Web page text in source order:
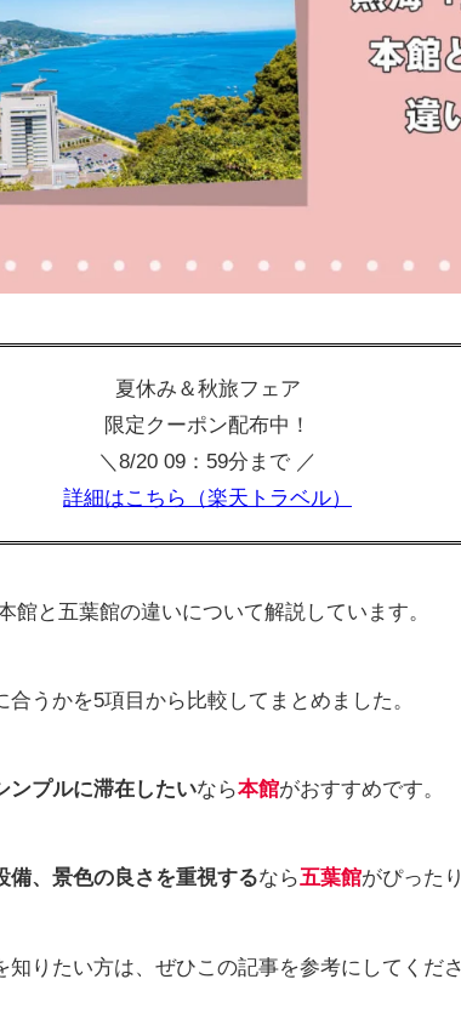
夏休み＆秋旅フェア
限定クーポン配布中！
＼8/20 09：59分まで ／
詳細はこちら（楽天トラベル）
館と五葉館の違いについて解説しています。
うかを5項目から比較してまとめました。
ンプルに滞在したいなら本館がおすすめです。
備、景色の良さを重視するなら五葉館がぴった
りたい方は、ぜひこの記事を参考にしてくださ